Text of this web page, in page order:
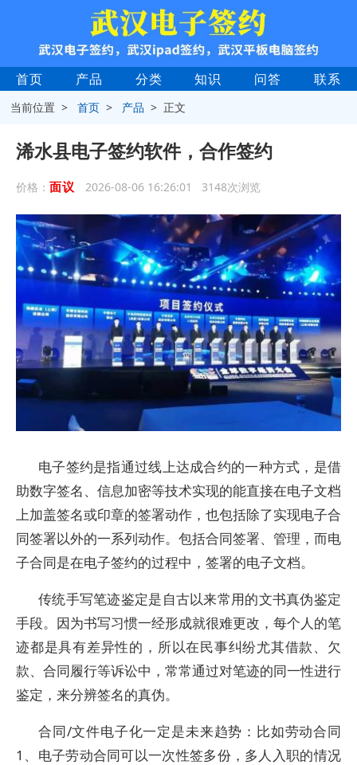
首页 产品 分类 知识 问答 联系
当前位置 >首页 > 产品 > 正文
浠水县电子签约软件，合作签约
价格： 面议 2026-08-06 16:26:01 3148次浏览
电子签约是指通过线上达成合约的一种方式，是借
助数字签名、信息加密等技术实现的能直接在电子文档
上加盖签名或印章的签署动作，也包括除了实现电子合
同签署以外的一系列动作。包括合同签署、管理，而电
子合同是在电子签约的过程中，签署的电子文档。
传统手写笔迹鉴定是自古以来常用的文书真伪鉴定
手段。因为书写习惯一经形成就很难更改，每个人的笔
迹都是具有差异性的，所以在民事纠纷尤其借款、欠
款、合同履行等诉讼中，常常通过对笔迹的同一性进行
鉴定，来分辨签名的真伪。
合同/文件电子化一定是未来趋势：比如劳动合同
1、电子劳动合同可以一次性签多份，多人入职的情况